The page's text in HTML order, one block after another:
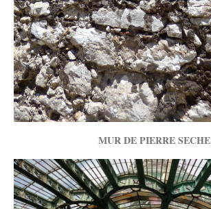
MUR DE PIERRE SECHE